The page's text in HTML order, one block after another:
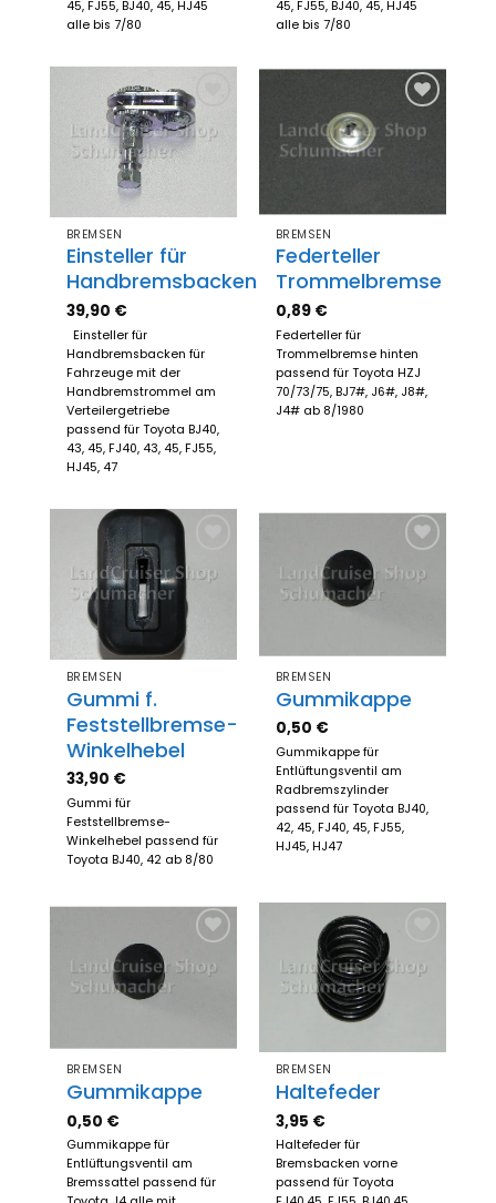
45, FJ55, BJ40, 45, HJ45
alle bis 7/80
45, FJ55, BJ40, 45, HJ45
alle bis 7/80
Zum
Merkzettel
hinzufügen
BREMSEN
Einsteller für
Handbremsbacken
39,90 €
Einsteller für
Handbremsbacken für
Fahrzeuge mit der
Handbremstrommel am
Verteilergetriebe
passend für Toyota BJ40,
43, 45, FJ40, 43, 45, FJ55,
HJ45, 47
Zum
Merkzettel
hinzufügen
BREMSEN
Federteller
Trommelbremse
0,89 €
Federteller für
Trommelbremse hinten
passend für Toyota HZJ
70/73/75, BJ7#, J6#, J8#,
J4# ab 8/1980
Zum
Merkzettel
hinzufügen
BREMSEN
Gummi f.
Feststellbremse-
Winkelhebel
33,90 €
Gummi für
Feststellbremse-
Winkelhebel passend für
Toyota BJ40, 42 ab 8/80
Zum
Merkzettel
hinzufügen
BREMSEN
Gummikappe
0,50 €
Gummikappe für
Entlüftungsventil am
Radbremszylinder
passend für Toyota BJ40,
42, 45, FJ40, 45, FJ55,
HJ45, HJ47
Zum
Merkzettel
hinzufügen
BREMSEN
Gummikappe
0,50 €
Gummikappe für
Entlüftungsventil am
Bremssattel passend für
Zum
Merkzettel
hinzufügen
BREMSEN
Haltefeder
3,95 €
Haltefeder für
Bremsbacken vorne
passend für Toyota